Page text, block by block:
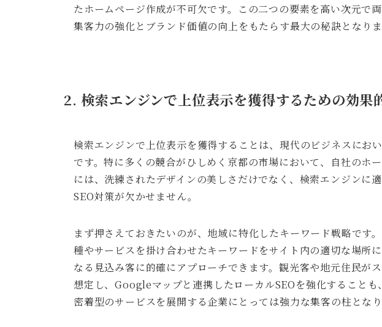
たホームページ作成が不可欠です。この二つの要素を高い次元で
集客力の強化とブランド価値の向上をもたらす最大の秘訣となりま
2. 検索エンジンで上位表示を獲得するための効果
検索エンジンで上位表示を獲得することは、現代のビジネスにお
です。特に多くの競合がひしめく京都の市場において、自社のホ
には、洗練されたデザインの美しさだけでなく、検索エンジンに
SEO対策が欠かせません。
まず押さえておきたいのが、地域に特化したキーワード戦略です
種やサービスを掛け合わせたキーワードをサイト内の適切な場所
なる見込み客に的確にアプローチできます。観光客や地元住民が
想定し、Googleマップと連携したローカルSEOを強化すること
密着型のサービスを展開する企業にとっては強力な集客の柱となり